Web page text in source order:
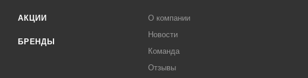
АКЦИИ
БРЕНДЫ
О компании
Новости
Команда
Отзывы